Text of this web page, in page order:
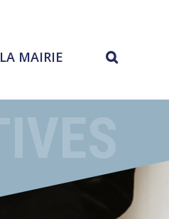
LA MAIRIE